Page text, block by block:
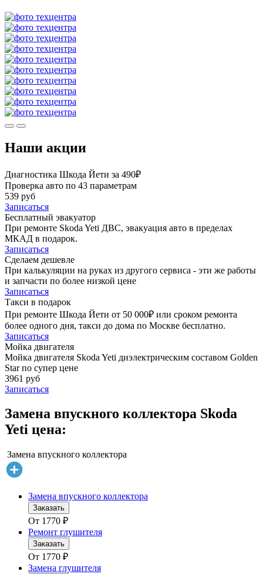
Наши акции
Диагностика Шкода Йети за 490₽
Проверка авто по 43 параметрам
539 руб
Записаться
Бесплатный эвакуатор
При ремонте Skoda Yeti ДВС, эвакуация авто в пределах
МКАД в подарок.
Записаться
Сделаем дешевле
При калькуляции на руках из другого сервиса - эти же работы
и запчасти по более низкой цене
Записаться
Такси в подарок
При ремонте Шкода Йети от 50 000₽ или сроком ремонта
более одного дня, такси до дома по Москве бесплатно.
Записаться
Мойка двигателя
Мойка двигателя Skoda Yeti диэлектрическим составом Golden
Star по супер цене
3961 руб
Записаться
Замена впускного коллектора Skoda
Yeti цена:
Замена впускного коллектора
Замена впускного коллектора
Заказать
От 1770 ₽
Ремонт глушителя
Заказать
От 1770 ₽
Замена глушителя